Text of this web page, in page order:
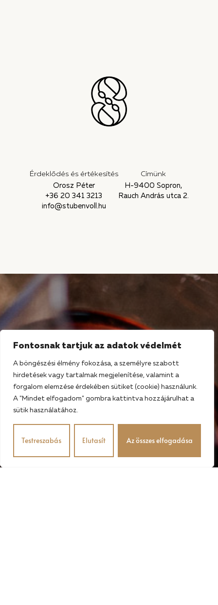
Fontosnak tartjuk az adatok védelmét
A böngészési élmény fokozása, a személyre szabott
hirdetések vagy tartalmak megjelenítése, valamint a
forgalom elemzése érdekében sütiket (cookie) használunk.
A "Mindet elfogadom" gombra kattintva hozzájárulhat a
sütik használatához.
Testreszabás Elutasít Az összes elfogadása
Érdeklődés és értékesítés
Orosz Péter
+36 20 341 3213
info@stubenvoll.hu
Címünk
H-9400 Sopron,
Rauch András utca 2.